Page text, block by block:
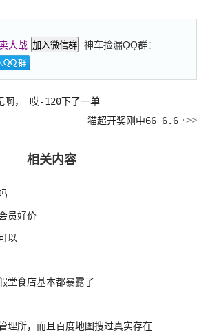
大战 加入微信群
神车捡漏QQ群：
啊， 哎-120下了一单
猫超开奖刚中66 6.6
相关内容
员好价
以
堂食店基本都暴露了
理所，而且百度地图搜过真实存在